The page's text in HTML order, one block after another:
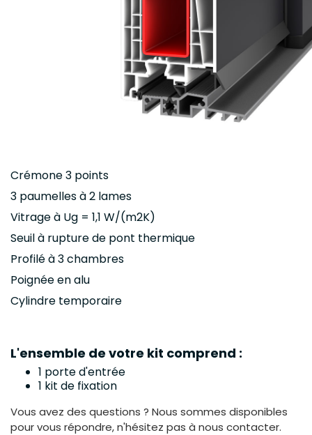
Crémone 3 points
3 paumelles à 2 lames
Vitrage à Ug = 1,1 W/(m2K)
Seuil à rupture de pont thermique
Profilé à 3 chambres
Poignée en alu
Cylindre temporaire
L'ensemble de votre kit comprend :
1 porte d'entrée
1 kit de fixation
Vous avez des questions ? Nous sommes disponibles
pour vous répondre, n'hésitez pas à nous contacter.